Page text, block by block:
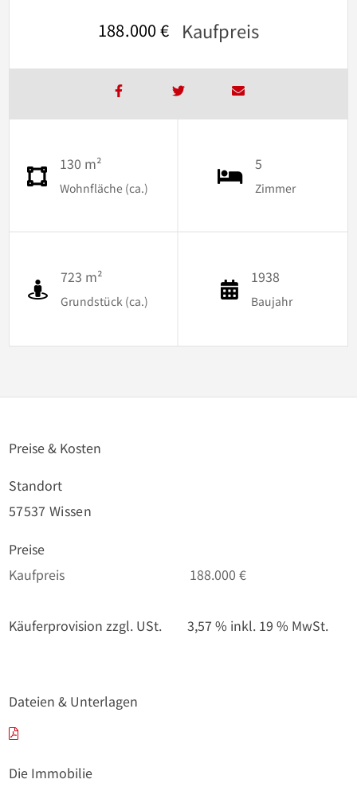
188.000 € Kaufpreis
130 m²
Wohnfläche (ca.)
5
Zimmer
723 m²
Grundstück (ca.)
1938
Baujahr
Preise & Kosten
Standort
57537 Wissen
Preise
Kaufpreis
188.000 €
Käuferprovision zzgl. USt. 3,57 % inkl. 19 % MwSt.
Dateien & Unterlagen
Die Immobilie